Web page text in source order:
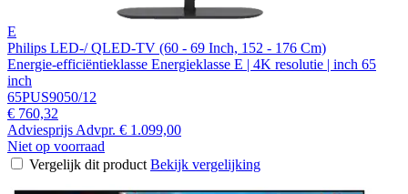
E
Philips LED-/ QLED-TV (60 - 69 Inch, 152 - 176 Cm)
Energie-efficiëntieklasse Energieklasse E | 4K resolutie | inch 65
inch
65PUS9050/12
€ 760,32
Adviesprijs Advpr. € 1.099,00
Niet op voorraad
Vergelijk dit product Bekijk vergelijking